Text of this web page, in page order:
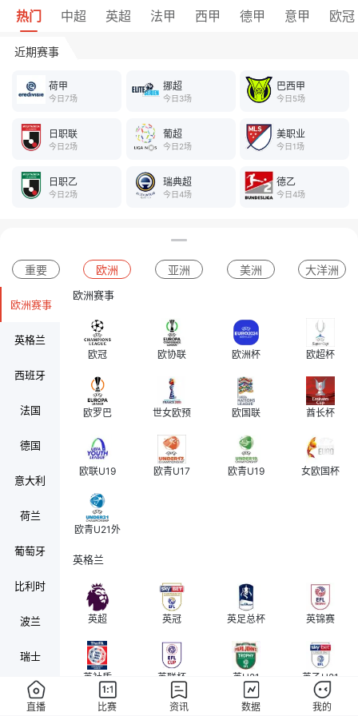
热门 中超 英超 法甲 西甲 德甲 意甲 欧冠
近期赛事
荷甲
今日7场
挪超
今日3场
巴西甲
今日5场
日职联
今日2场
葡超
今日2场
美职业
今日1场
日职乙
今日2场
瑞典超
今日4场
德乙
今日4场
重要 欧洲 亚洲 美洲 大洋洲
欧洲赛事
英格兰
西班牙
法国
德国
意大利
荷兰
葡萄牙
比利时
波兰
瑞士
奥地利
欧洲赛事
欧冠 欧协联 欧洲杯 欧超杯
欧罗巴 世女欧预 欧国联 酋长杯
欧联U19 欧青U17 欧青U19 女欧国杯
欧青U21外
英格兰
英超 英冠 英足总杯 英锦赛
英社盾 英联杯 英U21 英乙U21
直播 比赛 资讯 数据 我的